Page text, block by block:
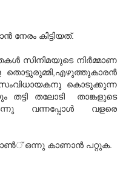
കിട്ടിയത്.
സിനിമയുടെ നിര്‍മ്മാണ
തൊട്ടുരുമ്മി,എഴുത്തുകാരന്‍
സംവിധായകനു കൊടുക്കുന്ന
തലോടി ‍ താങ്കളുടെ
വന്നപ്പോള്‍ വളരെ
ഒന്നു കാണാന്‍ പറ്റുക.